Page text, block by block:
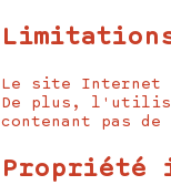
Le site Internet
De plus,
contenant pas
Propriété